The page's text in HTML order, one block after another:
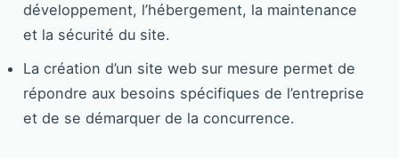
développement, l’hébergement, la maintenance
et la sécurité du site.
La création d’un site web sur mesure permet de
répondre aux besoins spécifiques de l’entreprise
et de se démarquer de la concurrence.